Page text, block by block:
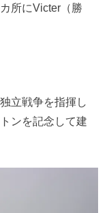
所にVicter（勝
立戦争を指揮し
ンを記念して建